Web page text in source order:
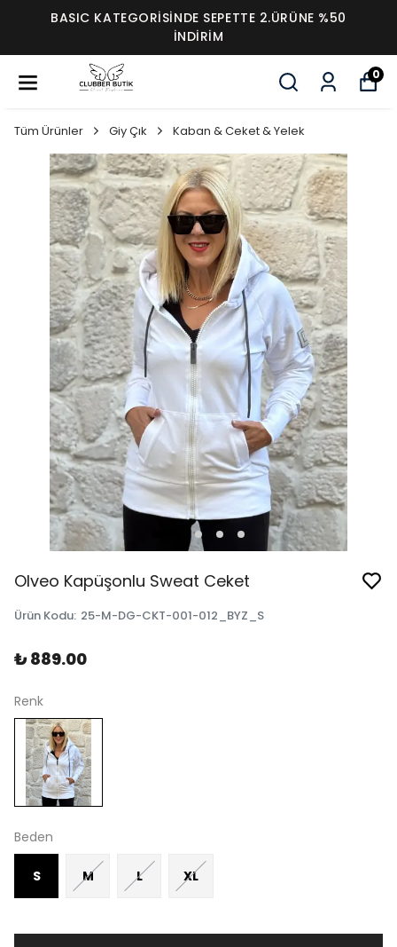
BASIC KATEGORİSİNDE SEPETTE 2.ÜRÜNE %50
İNDİRİM
0
Tüm Ürünler Giy Çık Kaban & Ceket & Yelek
Olveo Kapüşonlu Sweat Ceket
Ürün Kodu: 25-M-DG-CKT-001-012_BYZ_S
₺ 889.00
Renk
Beden
S M L XL